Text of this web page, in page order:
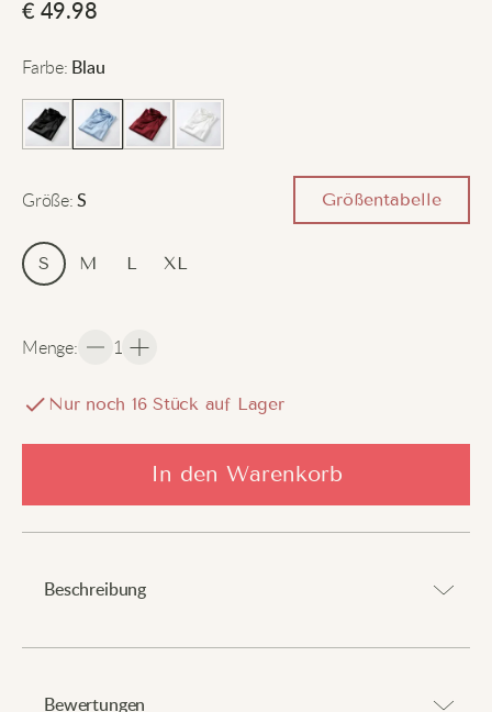
€ 49.98
Farbe: Blau
Größe: S Größentabelle
S M L XL
Menge: 1
Nur noch 16 Stück auf Lager
In den Warenkorb
Beschreibung
Bewertungen